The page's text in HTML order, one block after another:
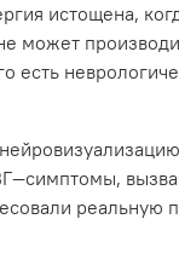
истощена,
может
реальную